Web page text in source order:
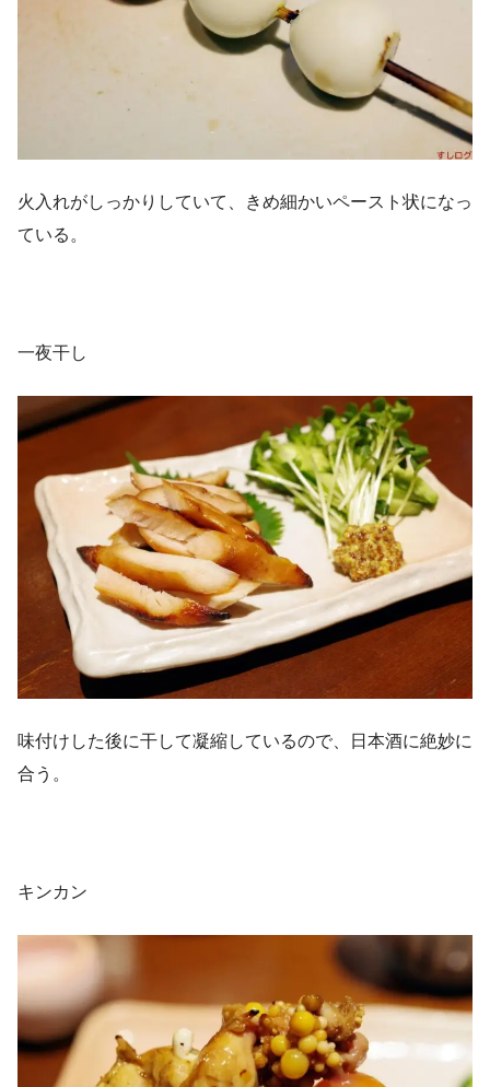
火入れがしっかりしていて、きめ細かいペースト状になっ
ている。
一夜干し
味付けした後に干して凝縮しているので、日本酒に絶妙に
合う。
キンカン